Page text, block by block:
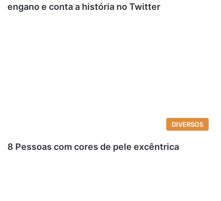
engano e conta a história no Twitter
DIVERSOS
8 Pessoas com cores de pele excêntrica